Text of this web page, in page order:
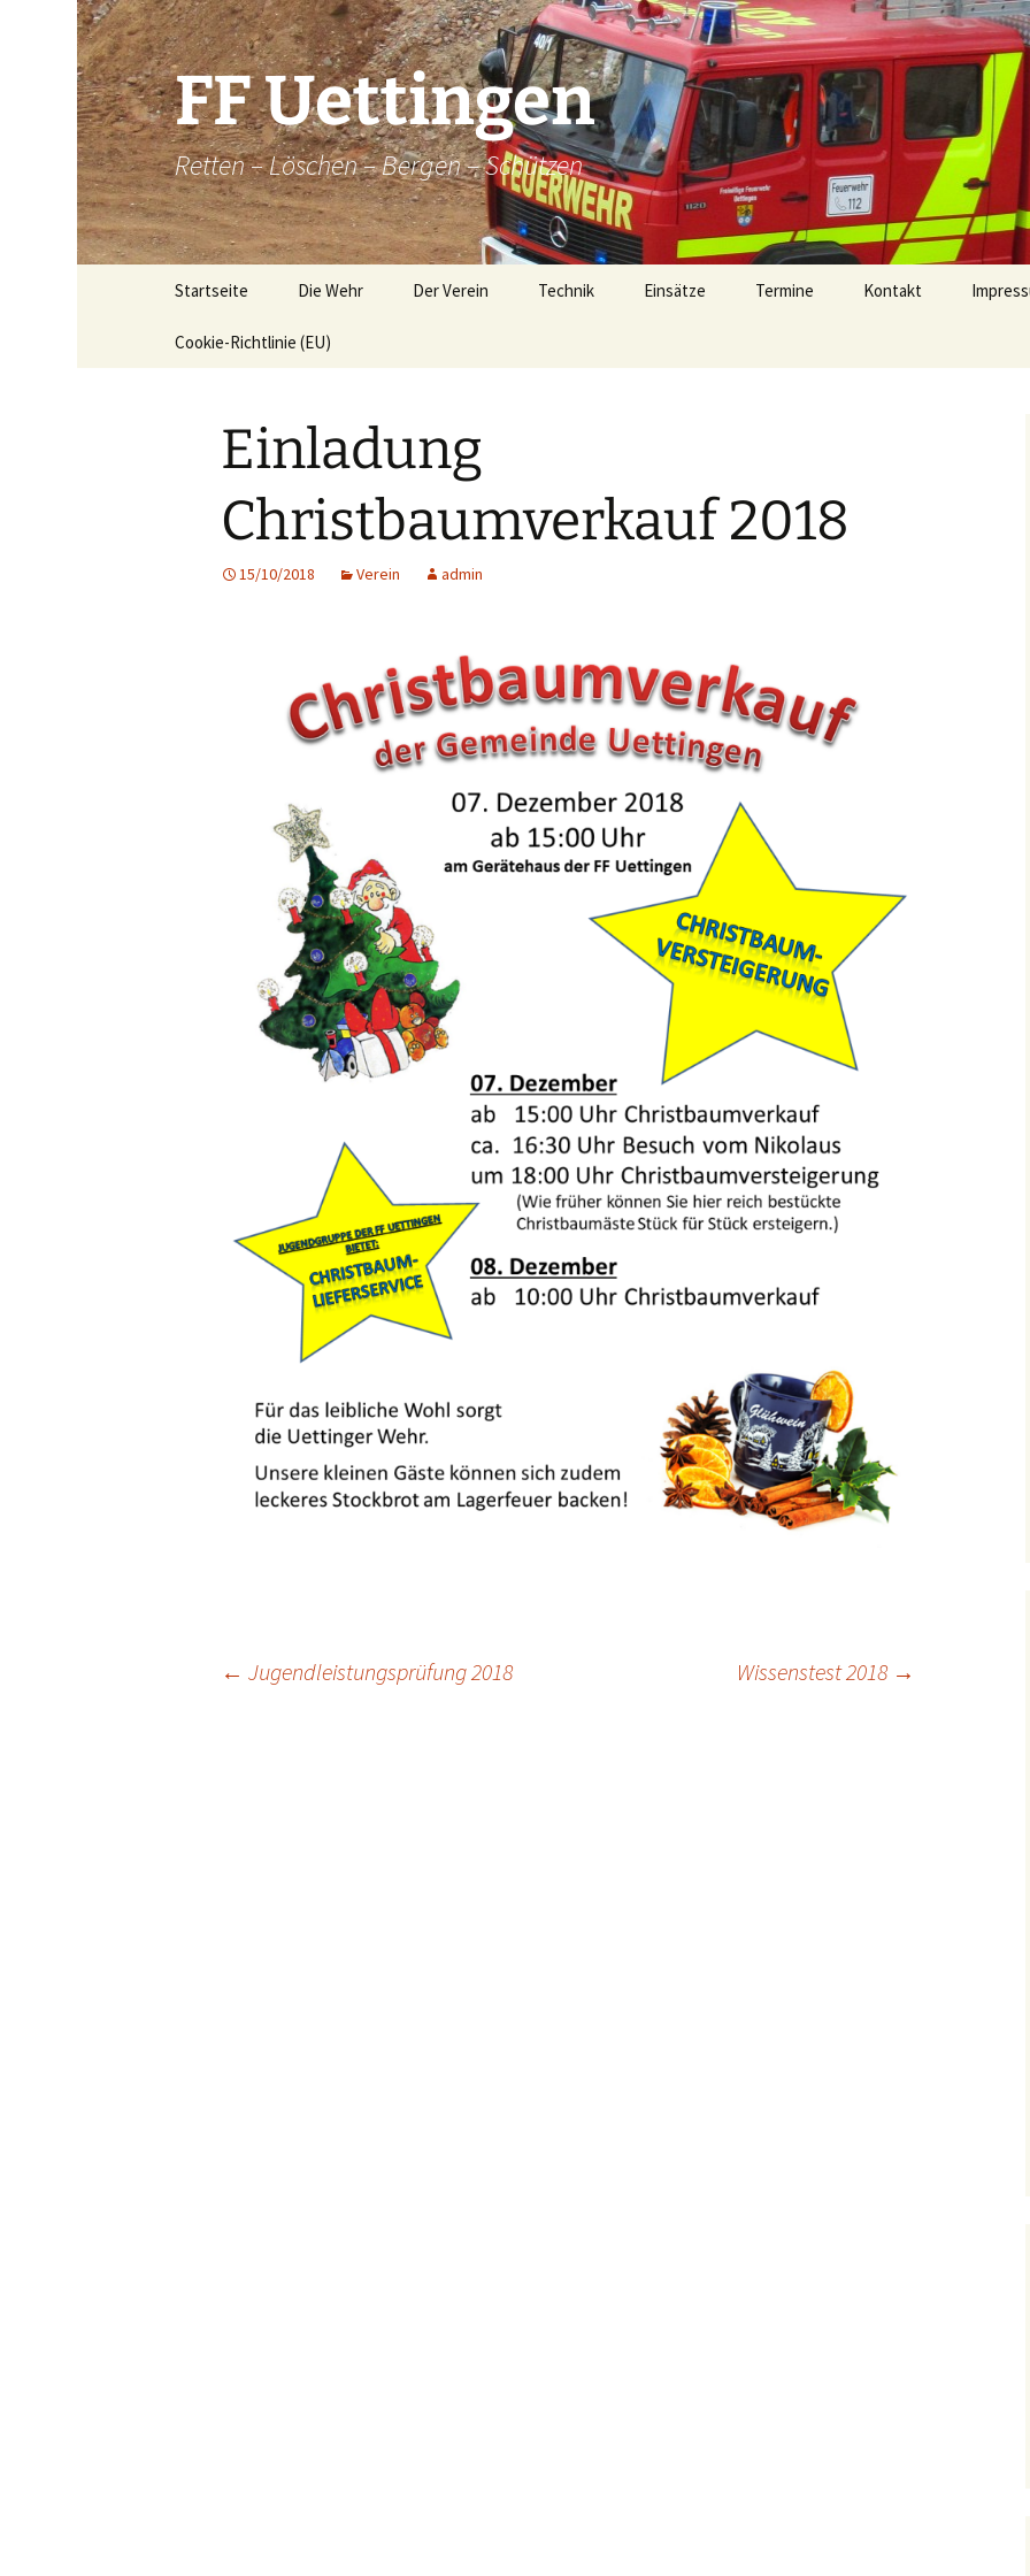
Zum
Inhalt
springen
FF Uettingen
Retten – Löschen – Bergen – Schützen
Startseite Die Wehr
Die Wehr
Atemschutz
Maschinisten
Nachwuchs gesucht!
Der Verein
Historische
Brandkatatstrophen
Dorfordnung von 1728
Technik
MZF (11/1)
Alarmierung
Einsätze
Einsätze 2023
Einsätze 2019
Einsätze 2018
Einsätze 2017
Einsätze 2016
Einsätze 2015
Termine Kontakt
Cookie-Richtlinie (EU)
Einladung
Christbaumverkauf 2018
15/10/2018 Verein admin
Beitragsnavigation
← Jugendleistungsprüfung 2018 Wissenstest 2018 →